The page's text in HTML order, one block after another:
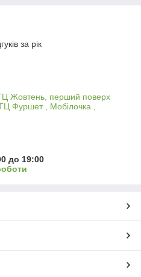
за рік
Жовтень, перший поверх
Фуршет , Мобілочка ,
до 19:00